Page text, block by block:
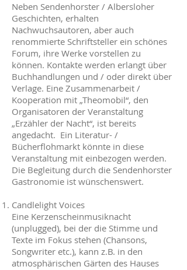
Neben Sendenhorster / Albersloher
Geschichten, erhalten
Nachwuchsautoren, aber auch
renommierte Schriftsteller ein schönes
Forum, ihre Werke vorstellen zu
können. Kontakte werden erlangt über
Buchhandlungen und / oder direkt über
Verlage. Eine Zusammenarbeit /
Kooperation mit „Theomobil“, den
Organisatoren der Veranstaltung
„Erzähler der Nacht“, ist bereits
angedacht. Ein Literatur- /
Bücherflohmarkt könnte in diese
Veranstaltung mit einbezogen werden.
Die Begleitung durch die Sendenhorster
Gastronomie ist wünschenswert.
Candlelight Voices
Eine Kerzenscheinmusiknacht
(unplugged), bei der die Stimme und
Texte im Fokus stehen (Chansons,
Songwriter etc.), kann z.B. in den
atmosphärischen Gärten des Hauses